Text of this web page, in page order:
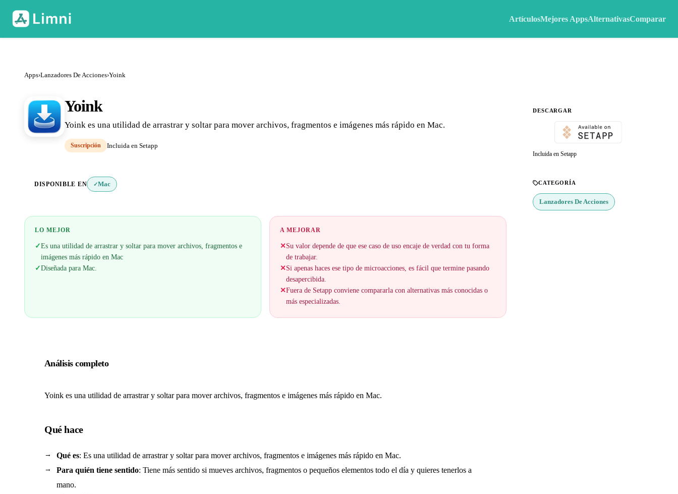
ArtículosMejores AppsAlternativasComparar
Apps›Lanzadores De Acciones›Yoink
Yoink
Yoink es una utilidad de arrastrar y soltar para mover archivos, fragmentos e imágenes más rápido en Mac.
Suscripción Incluida en Setapp
DISPONIBLE EN ✓Mac
LO MEJOR
✓Es una utilidad de arrastrar y soltar para mover archivos, fragmentos e
imágenes más rápido en Mac
✓Diseñada para Mac.
A MEJORAR
✕Su valor depende de que ese caso de uso encaje de verdad con tu forma
de trabajar.
✕Si apenas haces ese tipo de microacciones, es fácil que termine pasando
desapercibida.
✕Fuera de Setapp conviene compararla con alternativas más conocidas o
más especializadas.
Análisis completo
Yoink es una utilidad de arrastrar y soltar para mover archivos, fragmentos e imágenes más rápido en Mac.
Qué hace
Qué es: Es una utilidad de arrastrar y soltar para mover archivos, fragmentos e imágenes más rápido en Mac.
Para quién tiene sentido: Tiene más sentido si mueves archivos, fragmentos o pequeños elementos todo el día y quieres tenerlos a
mano.
DESCARGAR
Incluida en Setapp
CATEGORÍA
Lanzadores De Acciones